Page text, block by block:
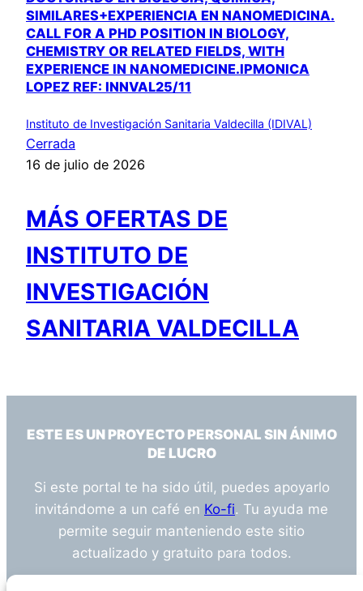
SIMILARES+EXPERIENCIA EN NANOMEDICINA.
CALL FOR A PHD POSITION IN BIOLOGY,
CHEMISTRY OR RELATED FIELDS, WITH
EXPERIENCE IN NANOMEDICINE.IPMONICA
LOPEZ REF: INNVAL25/11
Instituto de Investigación Sanitaria Valdecilla (IDIVAL)
Cerrada
16 de julio de 2026
MÁS OFERTAS DE
INSTITUTO DE
INVESTIGACIÓN
SANITARIA VALDECILLA
ESTE ES UN PROYECTO PERSONAL SIN ÁNIMO
DE LUCRO
Si este portal te ha sido útil, puedes apoyarlo
invitándome a un café en Ko-fi. Tu ayuda me
permite seguir manteniendo este sitio
actualizado y gratuito para todos.